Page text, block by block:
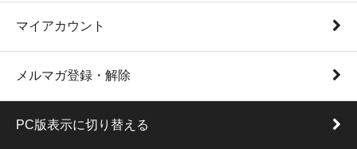
マイアカウント
メルマガ登録・解除
PC版表示に切り替える